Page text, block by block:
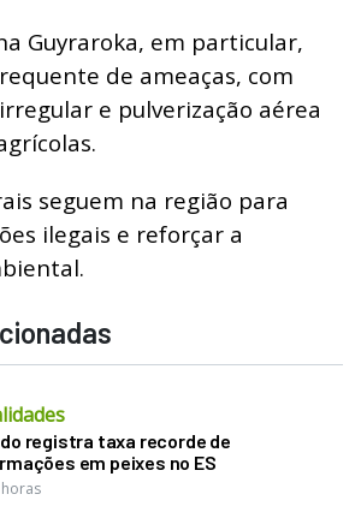
Guyraroka, em particular,
de ameaças, com
e pulverização aérea
seguem na região para
ilegais e reforçar a
registra taxa recorde de
em peixes no ES